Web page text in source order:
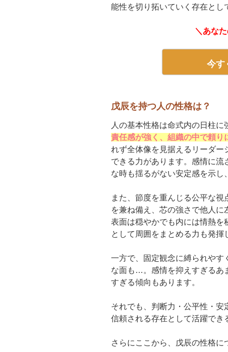
能性を切り拓いていく存在とし
＼あな
今す
戊辰を持つ人の性格は？
人の基本性格は命式内の日柱に
責任感が強く、組織の中で頼り
れず全体像を見据えるリーダ
できる力があります。感情に
な時も揺るがない安定感を示し
また、節度を重んじる公平な
を兼ね備え、芯の強さで他人に
表面は穏やかでも内には情熱を
として周囲をまとめる力も発揮
一方で、固定観念に縛られやす
な面も…。感情を抑えすぎるあ
すぎる傾向もあります。
それでも、判断力・公平性・安
信頼される存在として活躍でき
さらにここから、戊辰の性格に